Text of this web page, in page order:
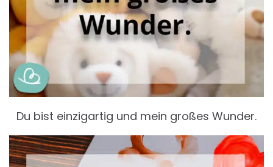
Du bist einzigartig und mein großes Wunder.